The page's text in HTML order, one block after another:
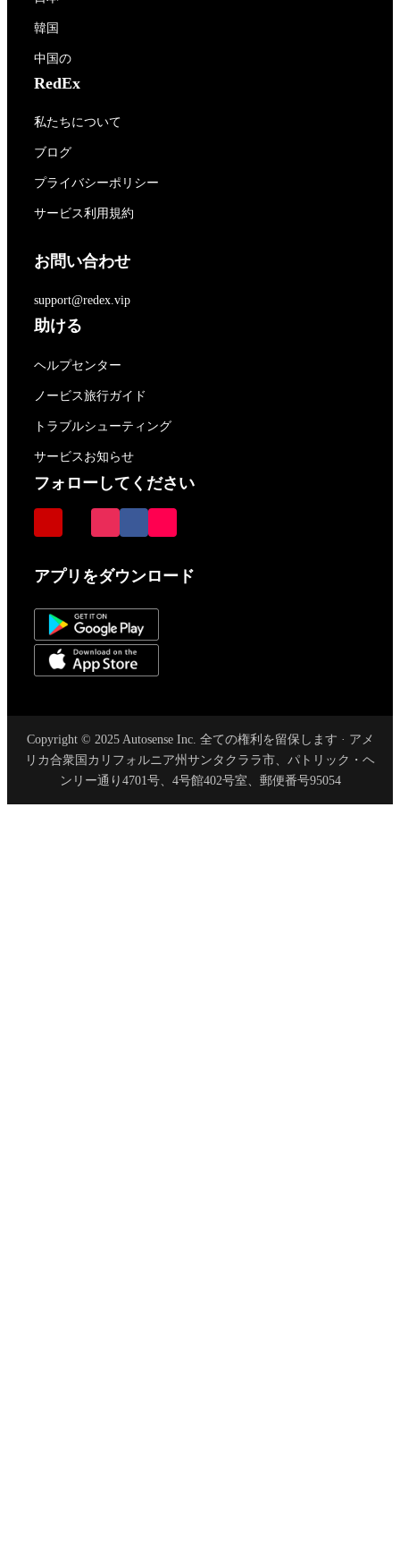
韓国
中国の
RedEx
私たちについて
ブログ
プライバシーポリシー
サービス利用規約
お問い合わせ
support@redex.vip
助ける
ヘルプセンター
ノービス旅行ガイド
トラブルシューティング
サービスお知らせ
フォローしてください
アプリをダウンロード
Copyright © 2025 Autosense Inc. 全ての権利を留保します · アメ
リカ合衆国カリフォルニア州サンタクララ市、パトリック・ヘ
ンリー通り4701号、4号館402号室、郵便番号95054